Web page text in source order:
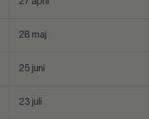
27 april
28 maj
25 juni
23 juli